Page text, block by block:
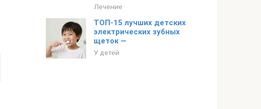
Лечение
ТОП-15 лучших детских
электрических зубных
щеток —
У детей